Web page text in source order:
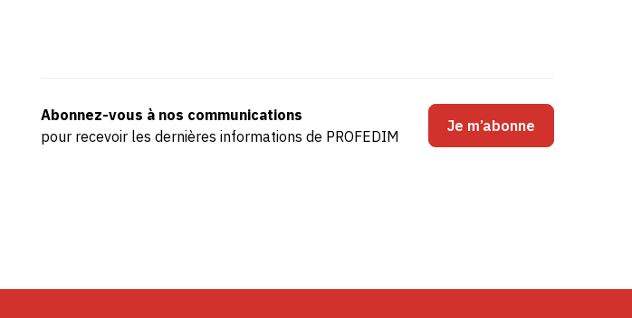
Abonnez-vous à nos communications
pour recevoir les dernières informations de PROFEDIM
Je m’abonne